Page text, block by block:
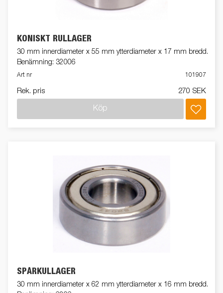
KONISKT RULLAGER
30 mm innerdiameter x 55 mm ytterdiameter x 17 mm bredd.
Benämning: 32006
Art nr 101907
Rek. pris 270 SEK
Köp
SPÅRKULLAGER
30 mm innerdiameter x 62 mm ytterdiameter x 16 mm bredd.